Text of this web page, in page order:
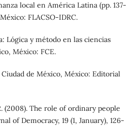
local en América Latina (pp. 137-
FLACSO-IDRC.
Lógica y método en las ciencias
México: FCE.
Ciudad de México, México: Editorial
(2008). The role of ordinary people
of Democracy, 19 (1, January), 126-